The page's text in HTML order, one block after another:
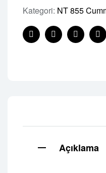
Kategori: NT 855
FacebookTwitterLinkedin
Açıklama